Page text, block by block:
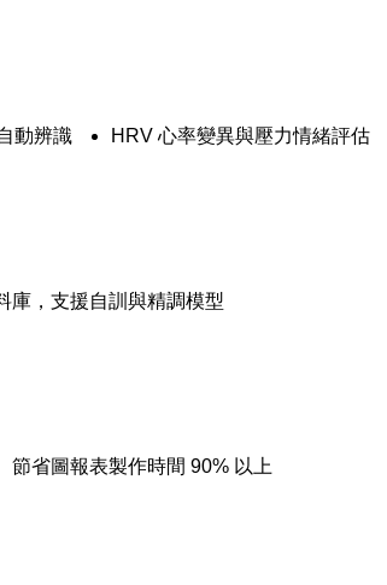
動辨識 HRV 心率變異與壓力情緒評估
庫，支援自訓與精調模型
節省圖報表製作時間 90% 以上